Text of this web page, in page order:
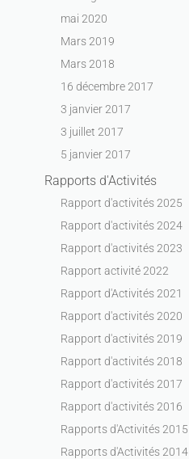
mai 2020
Mars 2019
Mars 2018
16 décembre 2017
3 janvier 2017
3 juillet 2017
5 janvier 2017
Rapports d'Activités
Rapport d'activités 2025
Rapport d'activités 2024
Rapport d'activités 2023
Rapport activité 2022
Rapport d'Activités 2021
Rapport d'activités 2020
Rapport d'activités 2019
Rapport d'activités 2018
Rapport d'activités 2017
Rapport d'activités 2016
Rapports d'Activités 2015
Rapports d'Activités 2014